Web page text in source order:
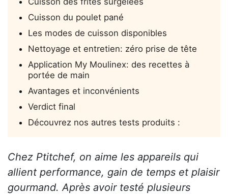
Cuisson du poulet pané
Les modes de cuisson disponibles
Nettoyage et entretien: zéro prise de tête
Application My Moulinex: des recettes à
portée de main
Avantages et inconvénients
Verdict final
Découvrez nos autres tests produits :
Chez Ptitchef, on aime les appareils qui
allient performance, gain de temps et plaisir
gourmand. Après avoir testé plusieurs